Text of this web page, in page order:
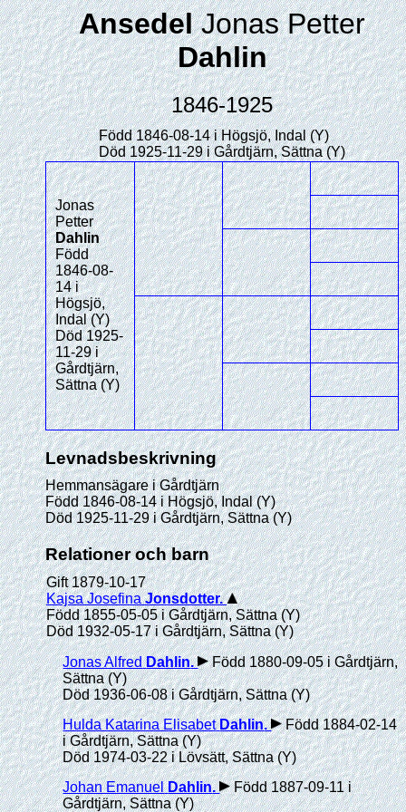
AnsedelJonas Petter
Dahlin
1846-1925
Född 1846-08-14 i Högsjö, Indal (Y)
Död 1925-11-29 i Gårdtjärn, Sättna (Y)
Jonas
Petter
Dahlin
Född
1846-08-
14 i
Högsjö,
Indal (Y)
Död 1925-
11-29 i
Gårdtjärn,
Sättna (Y)
Levnadsbeskrivning
Hemmansägare i Gårdtjärn
Född 1846-08-14 i Högsjö, Indal (Y)
Död 1925-11-29 i Gårdtjärn, Sättna (Y)
Relationer och barn
Gift 1879-10-17
Kajsa Josefina Jonsdotter.
Född 1855-05-05 i Gårdtjärn, Sättna (Y)
Död 1932-05-17 i Gårdtjärn, Sättna (Y)
Jonas Alfred Dahlin.
Född 1880-09-05 i Gårdtjärn,
Sättna (Y)
Död 1936-06-08 i Gårdtjärn, Sättna (Y)
Hulda Katarina Elisabet Dahlin.
Född 1884-02-14
i Gårdtjärn, Sättna (Y)
Död 1974-03-22 i Lövsätt, Sättna (Y)
Johan Emanuel Dahlin.
Född 1887-09-11 i
Gårdtjärn, Sättna (Y)